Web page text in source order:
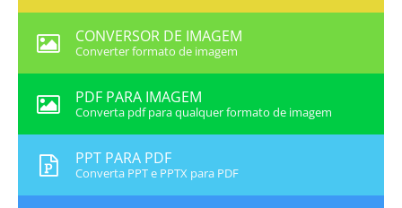
CONVERSOR DE IMAGEM
Converter formato de imagem
PDF PARA IMAGEM
Converta pdf para qualquer formato de imagem
PPT PARA PDF
Converta PPT e PPTX para PDF